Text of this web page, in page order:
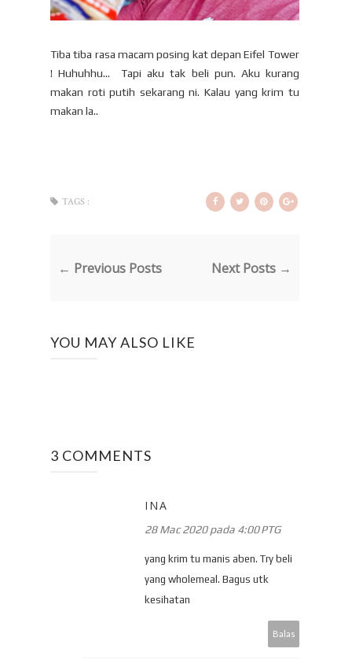
Tiba tiba rasa macam posing kat depan Eifel Tower
! Huhuhhu... Tapi aku tak beli pun. Aku kurang
makan roti putih sekarang ni. Kalau yang krim tu
makan la..
TAGS :
← Previous Posts Next Posts →
YOU MAY ALSO LIKE
3 COMMENTS
INA
28 Mac 2020 pada 4:00 PTG
yang krim tu manis aben. Try beli
yang wholemeal. Bagus utk
kesihatan
Balas